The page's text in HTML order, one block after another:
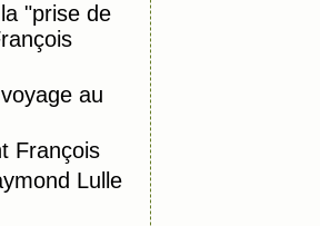
"prise de
au
François
Lulle